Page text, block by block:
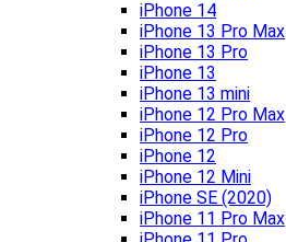
iPhone 14
iPhone 13 Pro Max
iPhone 13 Pro
iPhone 13
iPhone 13 mini
iPhone 12 Pro Max
iPhone 12 Pro
iPhone 12
iPhone 12 Mini
iPhone SE (2020)
iPhone 11 Pro Max